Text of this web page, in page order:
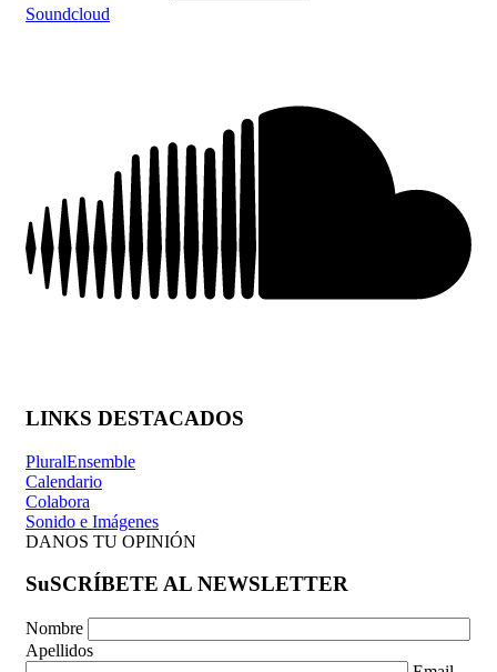
Soundcloud
LINKS DESTACADOS
PluralEnsemble
Calendario
Colabora
Sonido e Imágenes
DANOS TU OPINIÓN
SuSCRÍBETE AL NEWSLETTER
Nombre
Apellidos